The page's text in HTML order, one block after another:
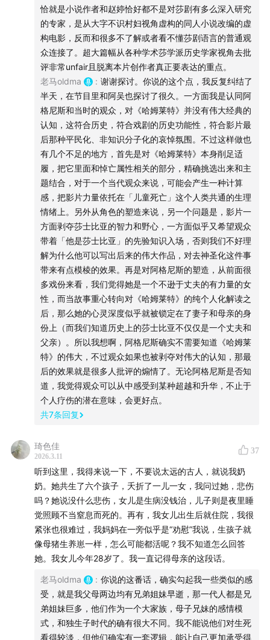
原著并非一流小说
平行时间线的作用
突出阿格尼斯的视点
出版时间赶上了
将莎士比亚去神圣化
第二好的床
00:12:17 阿格尼斯的现代化
生态主义和自然主义
父权社会vs自然空间
森林女巫的女儿
现代价值观的存在形式
给古人穿一身现代的新衣服
用现代同理心去理解古人的局限
自然和社会的二元对立
荣格说的阿尼玛
00:21:55关于妻子主体性的悖论
排遣悲伤的两种方式
阿格尼斯还是成了莎士比亚的注脚
绕了一圈，并未打破性别分工
阿格尼斯并不关心《哈姆莱特》是否伟大
阿格尼斯怎么帮助构建这个作品的？
00:27:39莎学家的批评
自传式解读是否应当允许？
艾玛·史密斯和迈克尔·道布森
生活悲痛将莎士比亚庸俗化了？
超越人间琐碎的情感
埃德蒙·马隆开了一个坏头
柯勒律治和弗洛伊德
新批评学派踩了刹车
新历史主义重建莎翁的社会语境
史蒂芬·格林布拉特「和死者说话」
历史真实性和艺术真实性
《尤利西斯》的发明
恰就是小说作者和赵婷恰好都不是对莎剧有多么深入研究
的专家，是从大字不识村妇视角虚构的同人小说改编的虚
构电影，反而和很多不了解或者看不懂莎剧语言的普通观
众连接了。超大篇幅从各种学术莎学派历史学家视角去批
评非常unfair且脱离本片创作者真正要表达的重点。
老马oldma
: 谢谢探讨。你说的这个点，我反复纠结了
半天，在节目里和阿吴也探讨了很久。一方面我是认同阿
格尼斯和当时的观众，对《哈姆莱特》并没有伟大经典的
认知，这符合历史，符合戏剧的历史功能性，符合影片最
后那种平民化、非知识分子化的哀悼氛围。不过这样做也
有几个不足的地方，首先是对《哈姆莱特》本身削足适
履，把它里面和悼亡属性相关的部分，精确挑选出来和主
题结合，对于一个当代观众来说，可能会产生一种计算
感，把影片力量依托在「儿童死亡」这个人类共通的生理
情绪上。另外从角色的塑造来说，另一个问题是，影片一
方面剥夺莎士比亚的智力和野心，一方面似乎又希望观众
带着「他是莎士比亚」的先验知识入场，否则我们不好理
解为什么他可以写出后来的伟大作品，对去神圣化这件事
带来有点模棱的效果。再是对阿格尼斯的塑造，从前面很
多戏份来看，我们觉得她是一个不逊于丈夫的有力量的女
性，而当故事重心转向对《哈姆莱特》的纯个人化解读之
后，那么她的心灵深度似乎就被锁定在了妻子和母亲的身
份上（而我们知道历史上的莎士比亚不仅仅是一个丈夫和
父亲）。所以我想啊，阿格尼斯确实不需要知道《哈姆莱
特》的伟大，不过观众如果也被剥夺对伟大的认知，那最
后的效果就是很多人批评的煽情了。无论阿格尼斯是否知
道，我觉得观众可以从中感受到某种超越和升华，不止于
个人疗伤的潜在意味，会更好点。
共7条回复
琦色佳
2026.3.11
37
听到这里，我得来说一下，不要说太远的古人，就说我奶
奶。她共生了六个孩子，夭折了一儿一女，我问过她，悲伤
吗？她说没什么悲伤，女儿是生病没钱治，儿子则是夜里睡
觉照顾不当窒息而死的。再有，我女儿出生后就住院，我很
紧张也很难过，我妈妈在一旁似乎是“劝慰”我说，生孩子就
像母猪生养崽一样，怎么可能都活呢？我不知道怎么回答
她。我女儿今年28岁了。我一直记得母亲的这段话。
老马oldma : 你说的这番话，确实勾起我一些类似的感
受，就是我父母两边均有兄弟姐妹早逝，那一代人都是兄
弟姐妹巨多，他们作为一个大家族，母子兄妹的感情模
式，和独生子时代的确有很大不同。我不能说他们对生死
看得较淡，但他们确实有一套逻辑，能让自己更加承受得